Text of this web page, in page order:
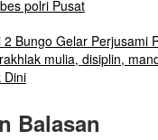
polri Pusat
2 Bungo Gelar Perjusami
mulia, disiplin,
Dini
Balasan